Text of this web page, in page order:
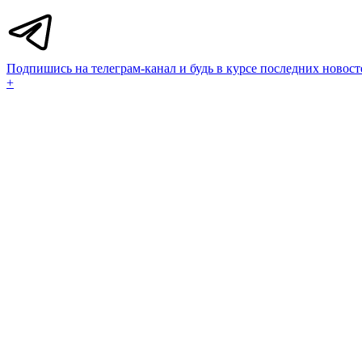
Подпишись на телеграм-канал и будь в курсе последних
+